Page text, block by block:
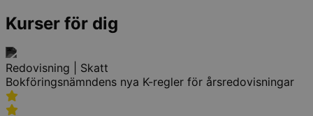
Kurser för dig
Redovisning | Skatt
Bokföringsnämndens nya K-regler för årsredovisningar